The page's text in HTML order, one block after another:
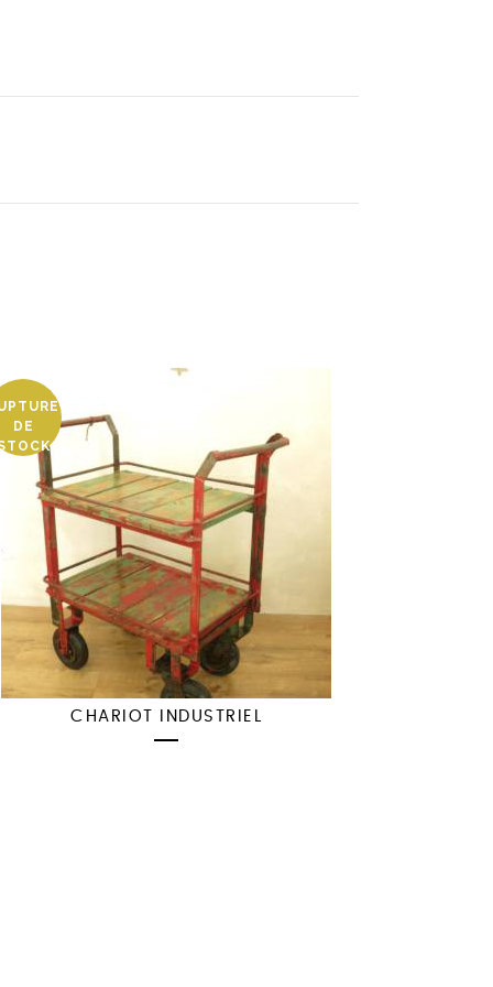
DE
CHARIOT INDUSTRIEL